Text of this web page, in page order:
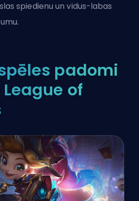
spiedienu un vidus-labas
padomi
of